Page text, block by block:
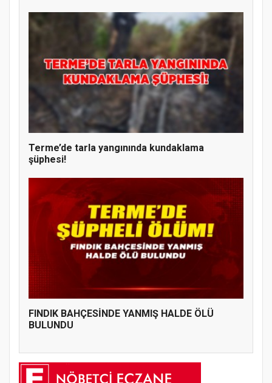
Terme’de tarla yangınında kundaklama
şüphesi!
FINDIK BAHÇESİNDE YANMIŞ HALDE ÖLÜ
BULUNDU